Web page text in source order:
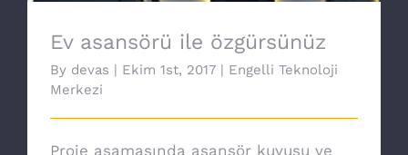
Ev asansörü ile özgürsünüz
By devas | Ekim 1st, 2017 | Engelli Teknoloji
Merkezi
Proje aşamasında asansör kuyusu ve